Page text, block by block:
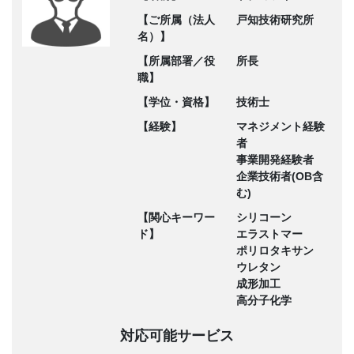
【ご所属（法人
名）】
戸知技術研究所
【所属部署／役
職】
所長
【学位・資格】
技術士
【経験】
マネジメント経験
者
事業開発経験者
企業技術者(OB含
む)
【関心キーワー
ド】
シリコーン
エラストマー
ポリロタキサン
ウレタン
成形加工
高分子化学
対応可能サービス